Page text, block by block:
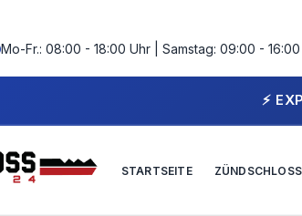
Mo-Fr.: 08:00 - 18:00 Uhr | Samstag: 09:00 -
⚡ EXPRESS SERVICE - WIR
STARTSEITE